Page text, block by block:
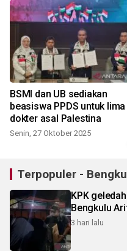
BSMI dan UB sediakan
beasiswa PPDS untuk lima
dokter asal Palestina
Senin, 27 Oktober 2025
Terpopuler -
KPK
Bengkulu
3 hari lalu